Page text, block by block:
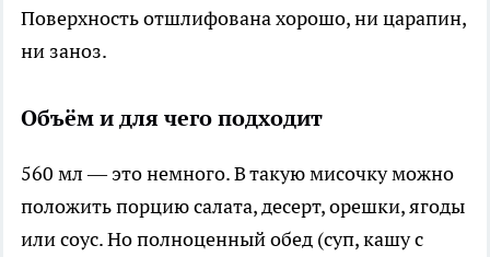
Поверхность отшлифована хорошо, ни царапин,
ни заноз.
Объём и для чего подходит
560 мл — это немного. В такую мисочку можно
положить порцию салата, десерт, орешки, ягоды
или соус. Но полноценный обед (суп, кашу с